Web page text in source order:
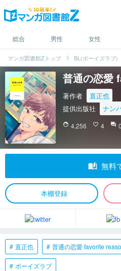
総合 男性 女性
マンガ図書館Zトップ BL(ボーイズラブ)
普通の恋愛
著作者
直正也
提供出版社
ナン
face 4,256 favorite_border 4 question_answer 0
auto_stories 無料
本棚登録
直正也 普通の恋愛 favorite
ボーイズラブ